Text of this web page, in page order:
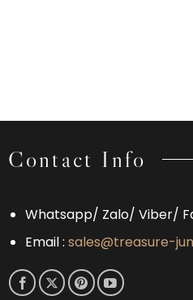
Contact Info
Whatsapp/ Zalo/ Viber/
Email : sales@treasure-